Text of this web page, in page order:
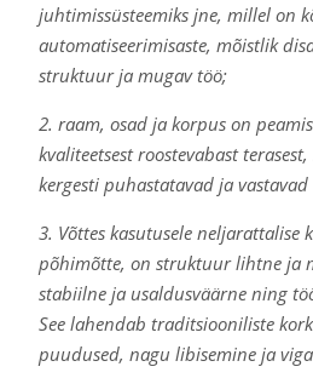
juhtimissüsteemiks jne, millel on
automatiseerimisaste, mõistlik
struktuur ja mugav töö;
2. raam, osad ja korpus on
kvaliteetsest roostevabast
kergesti puhastatavad ja vastavad
3. Võttes kasutusele neljarattalise
põhimõtte, on struktuur lihtne ja
stabiilne ja usaldusväärne ning
See lahendab traditsiooniliste
puudused, nagu libisemine ja